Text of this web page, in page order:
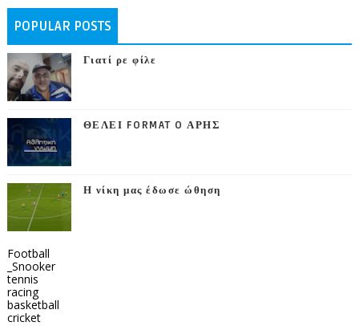
POPULAR POSTS
Γιατί ρε φίλε
ΘΕΛΕΙ FORMAT O ΑΡΗΣ
Η νίκη μας έδωσε ώθηση
Football
_Snooker
tennis
racing
basketball
cricket